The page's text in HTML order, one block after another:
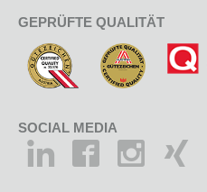
GEPRÜFTE QUALITÄT
SOCIAL MEDIA